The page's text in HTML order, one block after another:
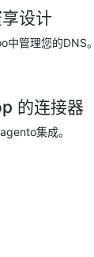
设计
管理您的DNS。
的连接器
集成。